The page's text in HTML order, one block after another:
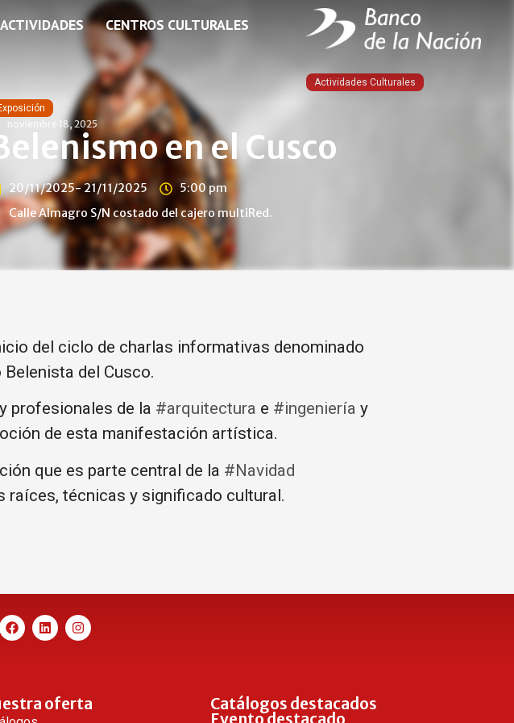
ACTIVIDADES
CENTROS CULTURALES
Actividades Culturales
noviembre 18, 2025
en el Cusco
20/11/2025- 21/11/2025
5:00 pm
Calle Almagro S/N costado del cajero multiRed.
del ciclo de charlas informativas denominado
Belenista del Cusco.
profesionales de la #arquitectura e #ingeniería y
de esta manifestación artística.
que es parte central de la #Navidad
raíces, técnicas y significado cultural.
oferta Catálogos destacados
Evento destacado